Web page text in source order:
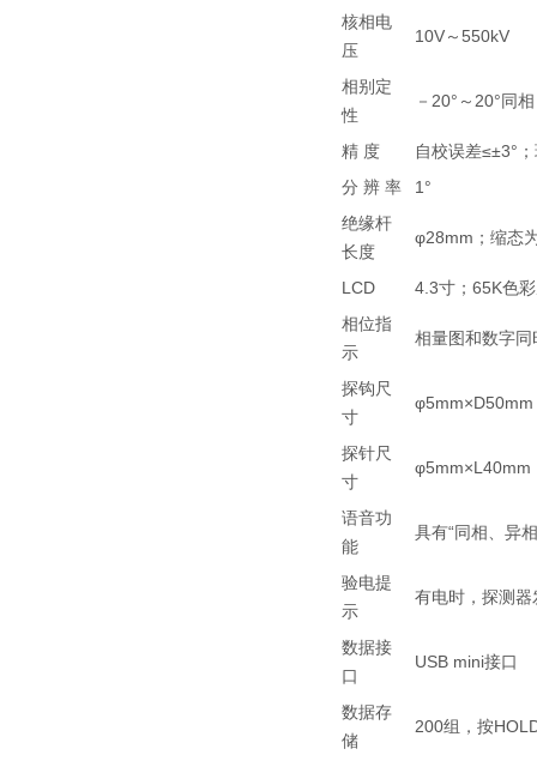
核相电
压
10V～550kV
相别定
性
－20°～20°同
精 度
自校误差≤±3°
分 辨 率
1°
绝缘杆
长度
φ28mm；缩态
LCD
4.3寸；65K色
相位指
示
相量图和数字
探钩尺
寸
φ5mm×D50mm
探针尺
寸
φ5mm×L40mm
语音功
能
具有“同相、异
验电提
示
有电时，探测器
数据接
口
USB mini接口
数据存
储
200组，按